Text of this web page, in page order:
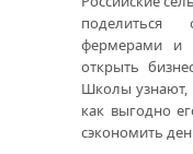
фермерами и
открыть
Школы узнают,
как выгодно
сэкономить